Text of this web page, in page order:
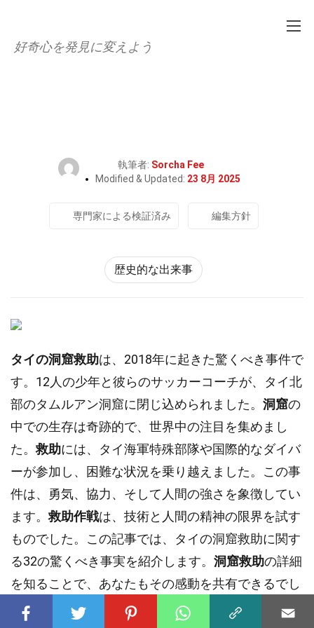
好奇心を発見に変えよう
執筆者: Sorcha Fee
Modified & Updated: 23 8月 2025
専門家による検証済み 編集方針
歴史的な出来事
タイの洞窟救助は、2018年に起きた驚くべき事件で
す。12人の少年と彼らのサッカーコーチが、タイ北
部のタムルアン洞窟に閉じ込められました。 洞窟の
中での生存は奇跡的で、世界中の注目を集めまし
た。救助には、タイ海軍特殊部隊や国際的なダイバ
ーが参加し、困難な状況を乗り越えました。この事
件は、勇気、協力、そして人間の強さを象徴してい
ます。救助作戦は、技術と人間の精神の限界を試す
ものでした。この記事では、タイの洞窟救助に関す
る32の驚くべき事実を紹介します。 洞窟救助の詳細
を知ることで、あなたもその感動を共有できるでし
ょう。